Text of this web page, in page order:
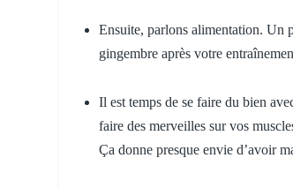
Ensuite, parlons alimentation. Un
gingembre après votre
Il est temps de se faire du bien
faire des merveilles sur vos
Ça donne presque envie d’avoir